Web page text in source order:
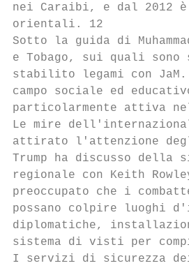
nei Caraibi, e dal 2012
orientali. 12
Sotto la guida di
e Tobago, sui quali sono
stabilito legami con
campo sociale ed
particolarmente attiva
Le mire
attirato l'attenzione
Trump ha discusso
regionale con Keith
preoccupato che i
possano colpire luoghi
diplomatiche,
sistema di visti per
I servizi di sicurezza